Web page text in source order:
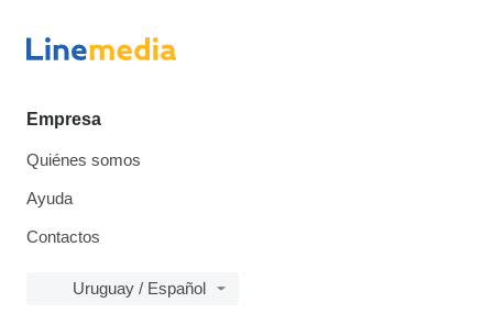
Empresa
Quiénes somos
Ayuda
Contactos
Uruguay / Español